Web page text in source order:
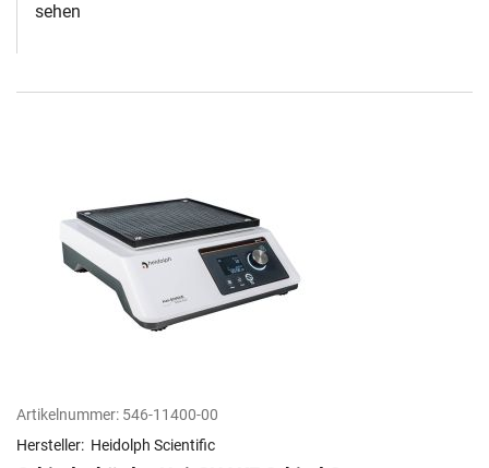
sehen
Artikelnummer: 546-11400-00
Hersteller: Heidolph Scientific